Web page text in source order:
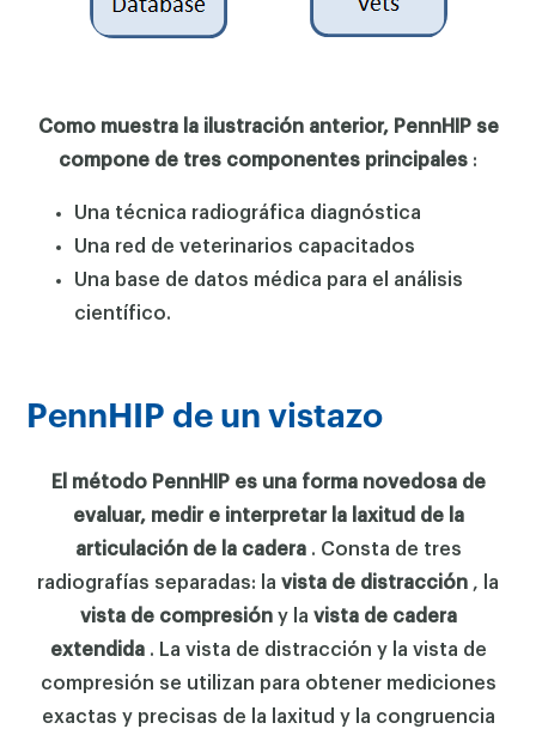
Como muestra la ilustración anterior, PennHIP se
compone de tres componentes principales :
Una técnica radiográfica diagnóstica
Una red de veterinarios capacitados
Una base de datos médica para el análisis
científico.
PennHIP de un vistazo
El método PennHIP es una forma novedosa de
evaluar, medir e interpretar la laxitud de la
articulación de la cadera. Consta de tres
radiografías separadas: la vista de distracción , la
vista de compresióny la vista de cadera
extendida. La vista de distracción y la vista de
compresión se utilizan para obtener mediciones
exactas y precisas de la laxitud y la congruencia